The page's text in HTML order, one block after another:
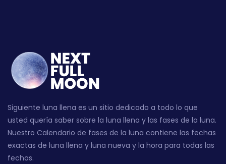
Siguiente luna llena es un sitio dedicado a todo lo que
usted quería saber sobre la luna llena y las fases de la luna.
Nuestro Calendario de fases de la luna contiene las fechas
exactas de luna llena y luna nueva y la hora para todas las
fechas.